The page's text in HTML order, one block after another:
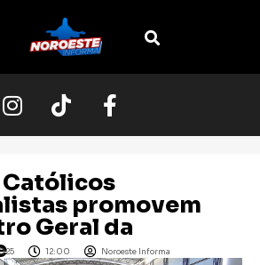
promovem
Geral da
12:00 Noroeste Informa